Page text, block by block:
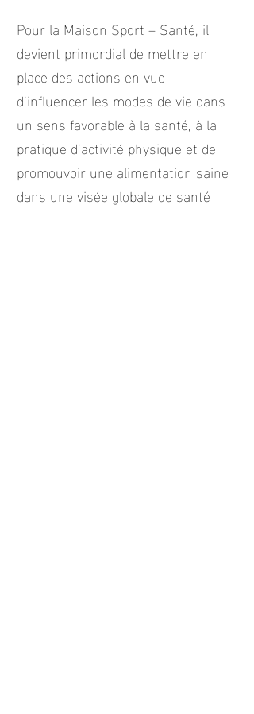
Pour la Maison Sport – Santé, il
devient primordial de mettre en
place des actions en vue
d’influencer les modes de vie dans
un sens favorable à la santé, à la
pratique d’activité physique et de
promouvoir une alimentation saine
dans une visée globale de santé